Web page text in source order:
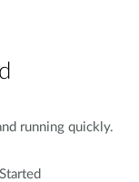
running quickly.